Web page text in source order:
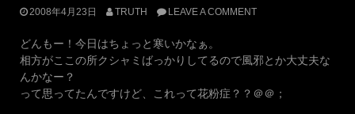
2008年4月23日 TRUTH LEAVE A COMMENT
どんもー！今日はちょっと寒いかなぁ。
相方がここの所クシャミばっかりしてるので風邪とか大丈夫な
んかなー？
って思ってたんですけど、これって花粉症？？＠＠；